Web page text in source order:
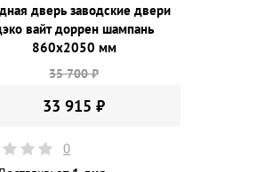
дверь заводские двери
вайт доррен шампань
860х2050 мм
35 700 ₽
33 915 ₽
0